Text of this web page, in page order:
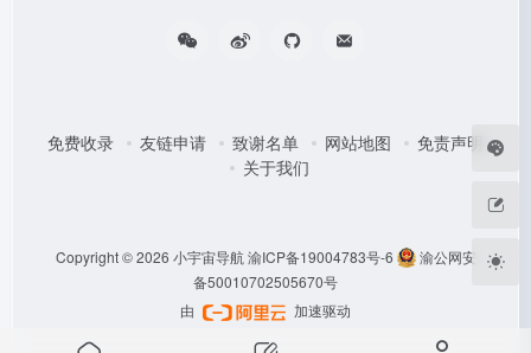
免费收录 友链申请 致谢名单 网站地图
免责声明
关于我们
Copyright © 2026 小宇宙导航 渝ICP备19004783号-6
渝公网安
备50010702505670号
由
加速驱动